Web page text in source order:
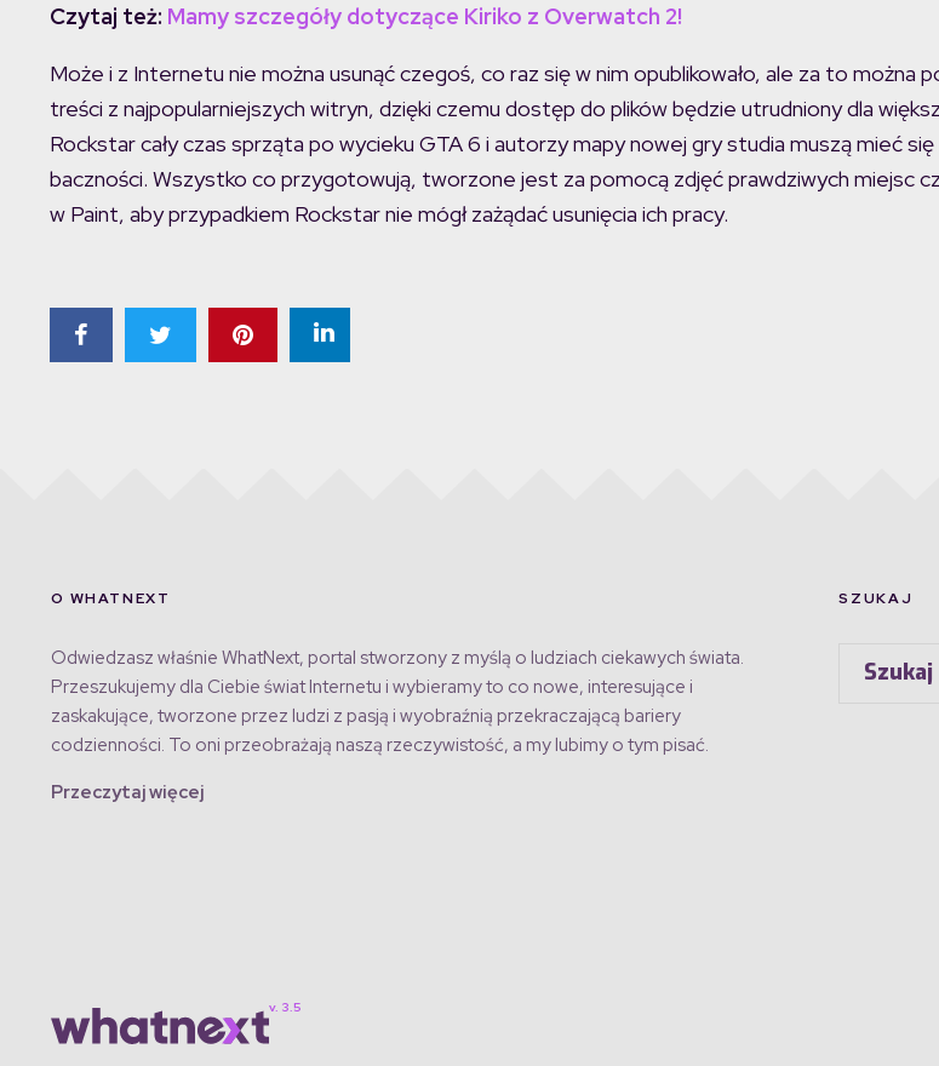
Czytaj też: Mamy szczegóły dotyczące Kiriko z Overwatch 2!
Może i z Internetu nie można usunąć czegoś, co raz się w nim opublikowało, ale za to można
treści z najpopularniejszych witryn, dzięki czemu dostęp do plików będzie utrudniony dla
Rockstar cały czas sprząta po wycieku GTA 6 i autorzy mapy nowej gry studia muszą mieć się
baczności. Wszystko co przygotowują, tworzone jest za pomocą zdjęć prawdziwych miejsc
w Paint, aby przypadkiem Rockstar nie mógł zażądać usunięcia ich pracy.
O WHATNEXT
Odwiedzasz właśnie WhatNext, portal stworzony z myślą o ludziach ciekawych świata.
Przeszukujemy dla Ciebie świat Internetu i wybieramy to co nowe, interesujące i
zaskakujące, tworzone przez ludzi z pasją i wyobraźnią przekraczającą bariery
codzienności. To oni przeobrażają naszą rzeczywistość, a my lubimy o tym pisać.
Przeczytaj więcej
SZUKAJ